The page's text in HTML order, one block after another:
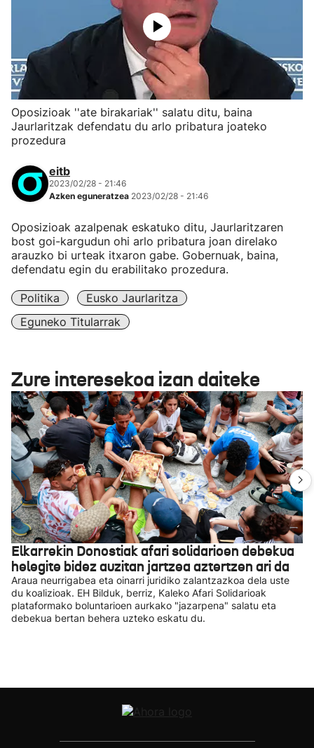
Oposizioak ''ate birakariak'' salatu ditu, baina
Jaurlaritzak defendatu du arlo pribatura joateko
prozedura
eitb
2023/02/28 - 21:46
Azken eguneratzea 2023/02/28 - 21:46
Oposizioak azalpenak eskatuko ditu, Jaurlaritzaren
bost goi-kargudun ohi arlo pribatura joan direlako
arauzko bi urteak itxaron gabe. Gobernuak, baina,
defendatu egin du erabilitako prozedura.
Politika
Eusko Jaurlaritza
Eguneko Titularrak
Zure interesekoa izan daiteke
Elkarrekin Donostiak afari solidarioen debekua
helegite bidez auzitan jartzea aztertzen ari da
Araua neurrigabea eta oinarri juridiko zalantzazkoa dela uste
du koalizioak. EH Bilduk, berriz, Kaleko Afari Solidarioak
plataformako boluntarioen aurkako "jazarpena" salatu eta
debekua bertan behera uzteko eskatu du.